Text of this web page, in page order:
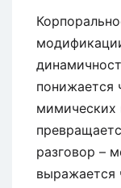
понижается
мимических
разговор –
выражается